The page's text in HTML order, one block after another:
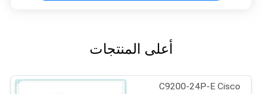
أعلى المنتجات
C9200-24P-E Cisco